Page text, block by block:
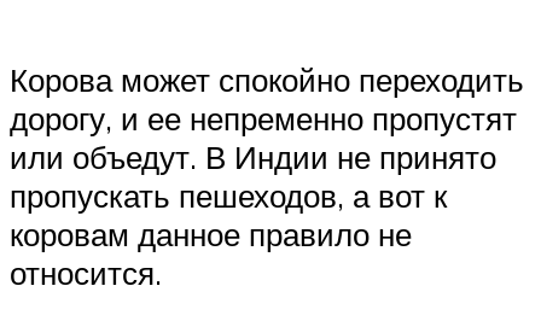
Корова может спокойно переходить
дорогу, и ее непременно пропустят
или объедут. В Индии не принято
пропускать пешеходов, а вот к
коровам данное правило не
относится.